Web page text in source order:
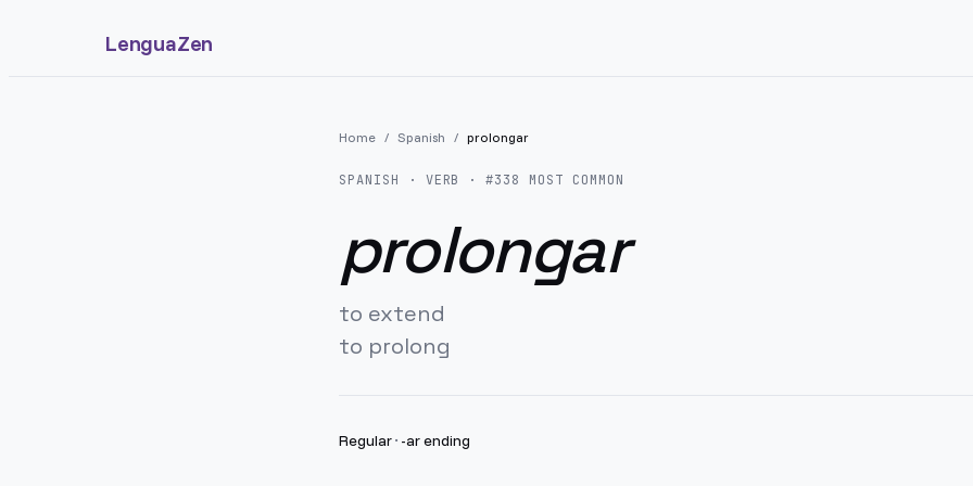
LenguaZen
Home / Spanish / prolongar
SPANISH · VERB · #338 MOST COMMON
prolongar
to extend
to prolong
Regular· -ar ending